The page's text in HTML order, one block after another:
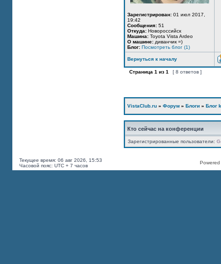
Зарегистрирован: 01 июл 2017,
19:42
Сообщения: 51
Откуда: Новороссийск
Машина: Toyota Vista Ardeo
О машине: диванчик =)
Блог: Посмотреть блог (1)
Вернуться к началу
Страница 1 из 1 [ 8 ответов ]
VistaClub.ru » Форум » Блоги » Блог
Кто сейчас на конференции
Зарегистрированные пользователи:
Текущее время: 06 авг 2026, 15:53
Часовой пояс: UTC + 7 часов